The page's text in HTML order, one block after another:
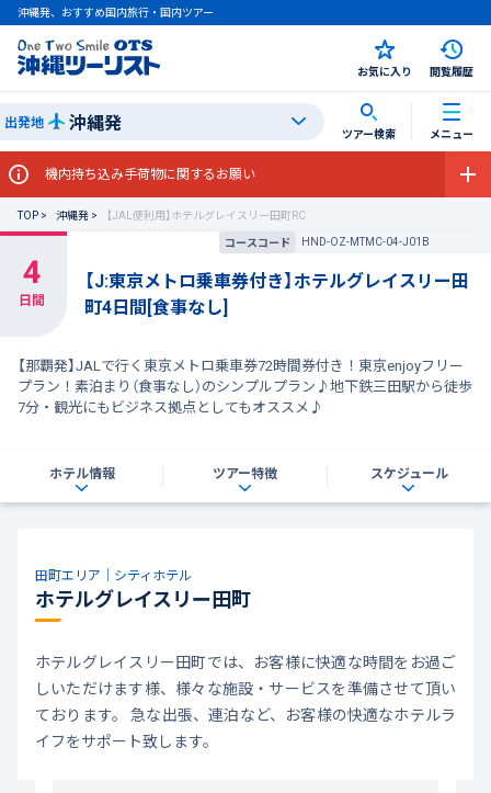
沖縄発、おすすめ国内旅行・国内ツアー
お気に入り 閲覧履歴
出発地 沖縄発 ツアー検索 メニュー
機内持ち込み手荷物に関するお願い
TOP 沖縄発
【JAL便利用】ホテルグレイスリー田町RC
コースコード
HND-OZ-MTMC-04-J01B
【J:東京メトロ乗車券付き】ホテルグレイスリー田
町4日間[食事なし]
【那覇発】JALで行く東京メトロ乗車券72時間券付き！東京enjoyフリー
プラン！素泊まり（食事なし）のシンプルプラン♪地下鉄三田駅から徒歩
7分・観光にもビジネス拠点としてもオススメ♪
ホテル情報 ツアー特徴 スケジュール
田町エリア｜シティホテル
ホテルグレイスリー田町
ホテルグレイスリー田町では、お客様に快適な時間をお過ご
しいただけます様、様々な施設・サービスを準備させて頂い
ております。 急な出張、連泊など、お客様の快適なホテルラ
イフをサポート致します。